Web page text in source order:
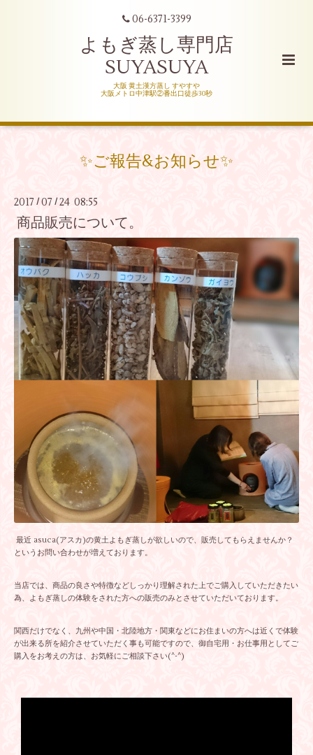
06-6371-3399
よもぎ蒸し専門店
SUYASUYA
大阪 黄土漢方蒸し すやすや
大阪メトロ中津駅②番出口徒歩30秒
✨ご報告&お知らせ✨
2017 / 07 /24 08:55
商品販売について。
最近 asuca(アスカ)の黄土よもぎ蒸しが欲しいので、販売してもらえませんか？
というお問い合わせが増えております。
当店では、商品の良さや特徴などしっかり理解された上でご購入していただきたい
為、よもぎ蒸しの体験をされた方への販売のみとさせていただいております。
関西だけでなく、九州や中国・北陸地方・関東などにお住まいの方へは近くで体験
が出来る所を紹介させていただく事も可能ですので、御自宅用・お仕事用としてご
購入をお考えの方は、お気軽にご相談下さい(^-^)